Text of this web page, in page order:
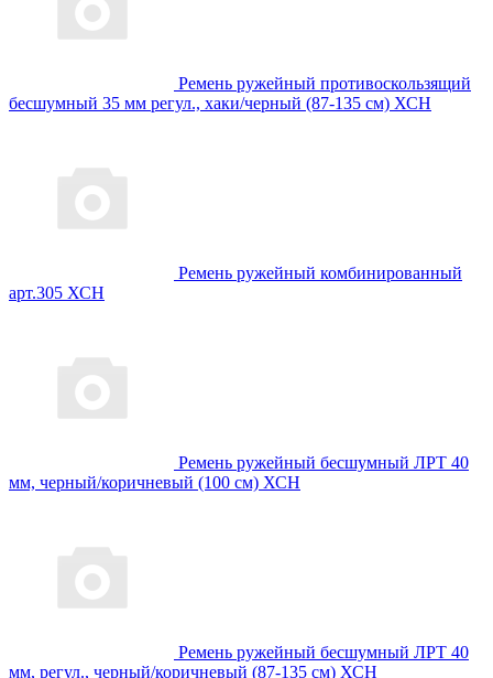
Ремень ружейный противоскользящий
бесшумный 35 мм регул., хаки/черный (87-135 см) ХСН
Ремень ружейный комбинированный
арт.305 ХСН
Ремень ружейный бесшумный ЛРТ 40
мм, черный/коричневый (100 см) ХСН
Ремень ружейный бесшумный ЛРТ 40
мм, регул., черный/коричневый (87-135 см) ХСН